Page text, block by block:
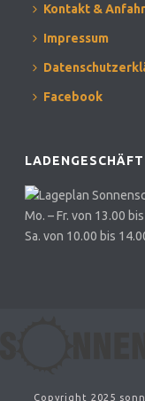
Kontakt &
Impressum
Facebook
Mo. – Fr. von 13.00
Sa. von 10.00 bis
Copyright 2025